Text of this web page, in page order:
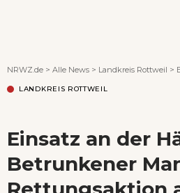
NRWZ.de > Alle News > Landkreis Rottweil >
LANDKREIS ROTTWEIL
Einsatz an der
Betrunkener